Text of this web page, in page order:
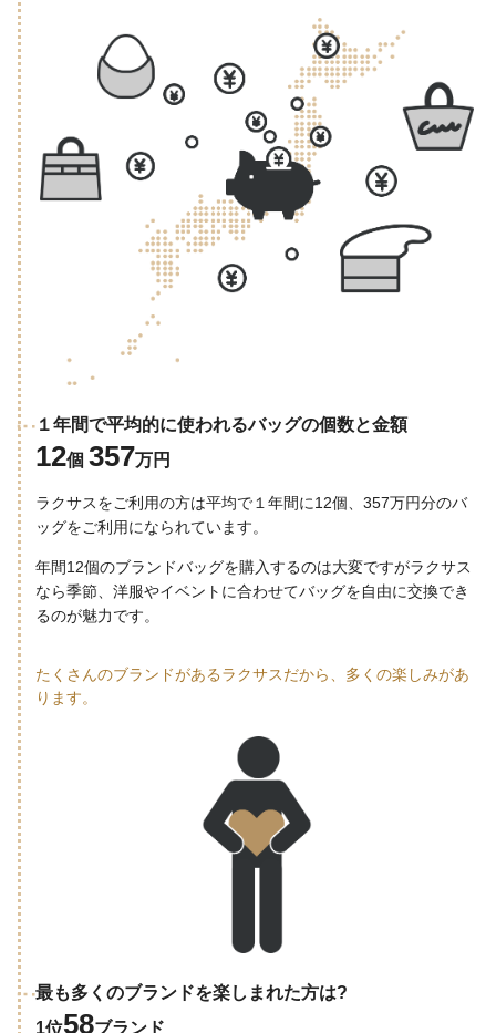
１年間で平均的に使われるバッグの個数と金額
12個 357万円
ラクサスをご利用の方は平均で１年間に12個、357万円分のバ
ッグをご利用になられています。
年間12個のブランドバッグを購入するのは大変ですがラクサス
なら季節、洋服やイベントに合わせてバッグを自由に交換でき
るのが魅力です。
たくさんのブランドがあるラクサスだから、多くの楽しみがあ
ります。
最も多くのブランドを楽しまれた方は?
1位58ブランド